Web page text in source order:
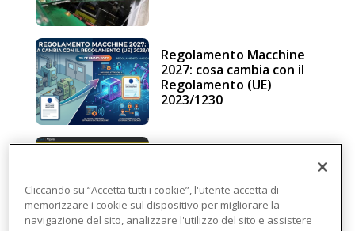
Regolamento Macchine
2027: cosa cambia con il
Regolamento (UE)
2023/1230
intelligenza in cloud
Cliccando su “Accetta tutti i cookie”, l'utente accetta di
memorizzare i cookie sul dispositivo per migliorare la
navigazione del sito, analizzare l'utilizzo del sito e assistere